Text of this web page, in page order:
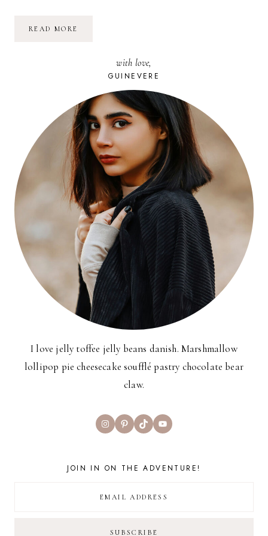
READ MORE
with love,
GUINEVERE
I love jelly toffee jelly beans danish. Marshmallow
lollipop pie cheesecake soufflé pastry chocolate bear
claw.
InstagramPinterest
TikTokYouTube
JOIN IN ON THE ADVENTURE!